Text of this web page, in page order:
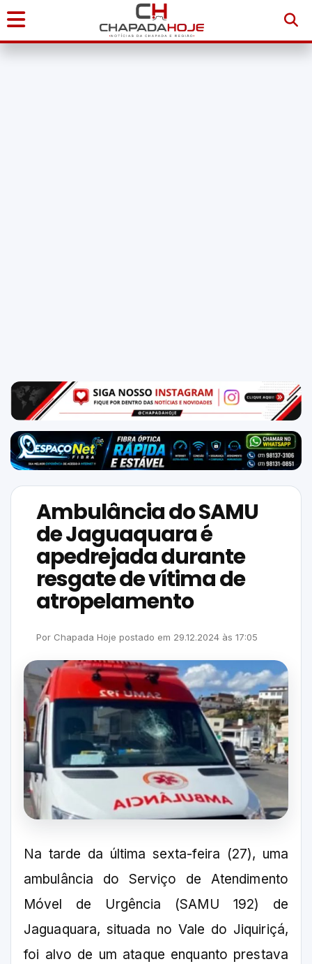
Início
NAS
NOSSAS
REDES
Ambulância do SAMU
de Jaguaquara é
apedrejada durante
resgate de vítima de
atropelamento
Por Chapada Hoje postado em 29.12.2024 às 17:05
Na tarde da última sexta-feira (27), uma
ambulância do Serviço de Atendimento
Móvel de Urgência (SAMU 192) de
Jaguaquara, situada no Vale do Jiquiriçá,
foi alvo de um ataque enquanto prestava